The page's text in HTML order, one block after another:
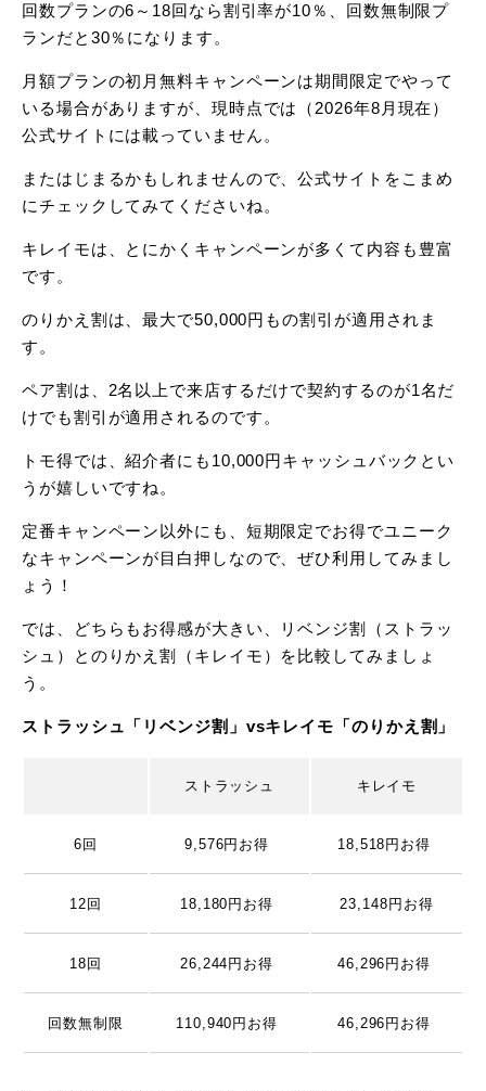
回数プランの6～18回なら割引率が10％、回数無制限プ
ランだと30％になります。
月額プランの初月無料キャンペーンは期間限定でやって
いる場合がありますが、現時点では（2026年8月現在）
公式サイトには載っていません。
またはじまるかもしれませんので、公式サイトをこまめ
にチェックしてみてくださいね。
キレイモは、とにかくキャンペーンが多くて内容も豊富
です。
のりかえ割は、最大で50,000円もの割引が適用されま
す。
ペア割は、2名以上で来店するだけで契約するのが1名だ
けでも割引が適用されるのです。
トモ得では、紹介者にも10,000円キャッシュバックとい
うが嬉しいですね。
定番キャンペーン以外にも、短期限定でお得でユニーク
なキャンペーンが目白押しなので、ぜひ利用してみまし
ょう！
では、どちらもお得感が大きい、リベンジ割（ストラッ
シュ）とのりかえ割（キレイモ）を比較してみましょ
う。
ストラッシュ「リベンジ割」vsキレイモ「のりかえ割」
ストラッシュ キレイモ
6回 9,576円お得 18,518円お得
12回 18,180円お得 23,148円お得
18回 26,244円お得 46,296円お得
回数無制限 110,940円お得 46,296円お得